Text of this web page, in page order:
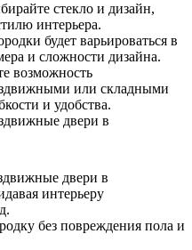
стекло и дизайн,
интерьера.
будет варьироваться в
и сложности дизайна.
возможность
или складными
и удобства.
двери в
двери в
интерьеру
без повреждения пола и